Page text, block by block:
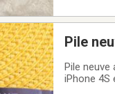
Pile
Pile neuve
iPhone 4S